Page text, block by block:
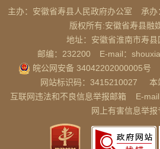
主办：安徽省寿县人民政府办公室
承办
版权所有:安徽省寿县融
地址：安徽省淮南市寿县
邮编：232200
E-mail：
皖公网安备 34042202000005号
网站标识码：3415210027
本
互联网违法和不良信息举报邮箱
E-
网上有害信息举报